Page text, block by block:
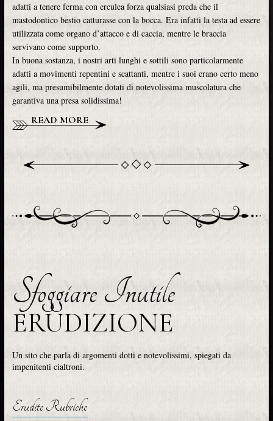
adatti a tenere ferma con erculea forza qualsiasi preda che il
mastodontico bestio catturasse con la bocca. Era infatti la testa ad essere
utilizzata come organo d’attacco e di caccia, mentre le braccia
servivano come supporto.
In buona sostanza, i nostri arti lunghi e sottili sono particolarmente
adatti a movimenti repentini e scattanti, mentre i suoi erano certo meno
agili, ma presumibilmente dotati di notevolissima muscolatura che
garantiva una presa solidissima!
READ MORE
Sfoggiare Inutile
ERUDIZIONE
Un sito che parla di argomenti dotti e notevolissimi, spiegati da
impenitenti cialtroni.
Erudite Rubriche